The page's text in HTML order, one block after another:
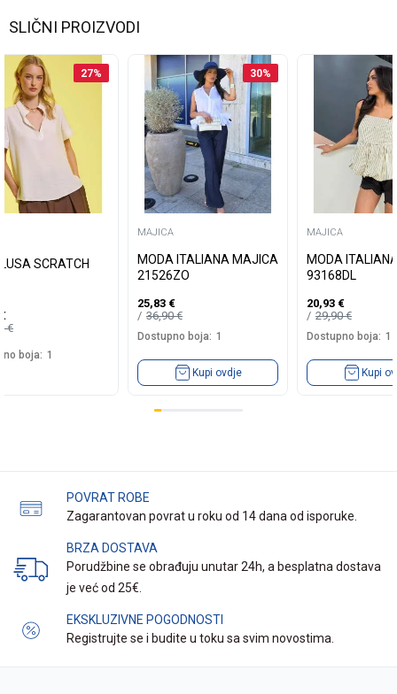
SLIČNI PROIZVODI
27%
SCRATCH
€
€
boja: 1
30%
MAJICA
MODA ITALIANA MAJICA
21526ZO
25,83 €
36,90€
Dostupno boja: 1
Kupi ovdje
MAJICA
MODA
93168DL
20,93 €
29,90€
Dostupno boja: 1
Kupi
POVRAT ROBE
Zagarantovan povrat u roku od 14 dana od isporuke.
BRZA DOSTAVA
Porudžbine se obrađuju unutar 24h, a besplatna dostava
je već od 25€.
EKSKLUZIVNE POGODNOSTI
Registrujte se i budite u toku sa svim novostima.